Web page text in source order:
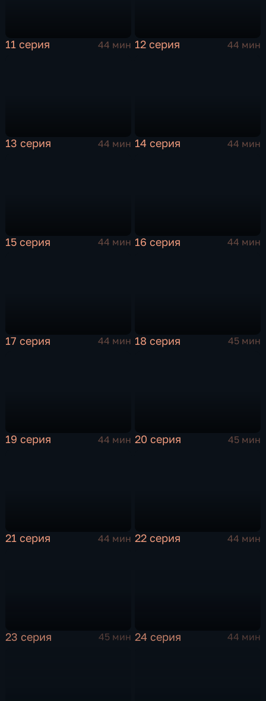
11 серия 44 мин 12 серия 44 мин
13 серия 44 мин 14 серия 44 мин
15 серия 44 мин 16 серия 44 мин
17 серия 44 мин 18 серия 45 мин
19 серия 44 мин 20 серия 45 мин
21 серия 44 мин 22 серия 44 мин
23 серия 45 мин 24 серия 44 мин